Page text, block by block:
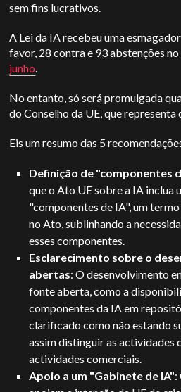
sem fins lucrativos.
A Lei da IA recebeu uma
favor, 28 contra e 93 abstenções
junho.
No entanto, só será promulgada
do Conselho da UE, que
Eis um resumo das 5
Definição de "componentes
que o Ato UE sobre a IA inclua
"componentes de IA", um
no Ato, sublinhando a
esses componentes.
Esclarecimento sobre o
abertas: O desenvolvimento
fonte aberta, como a
componentes da IA em
clarificado como não estando
assim distinguir as actividades
actividades comerciais.
Apoio a um "Gabinete de IA":